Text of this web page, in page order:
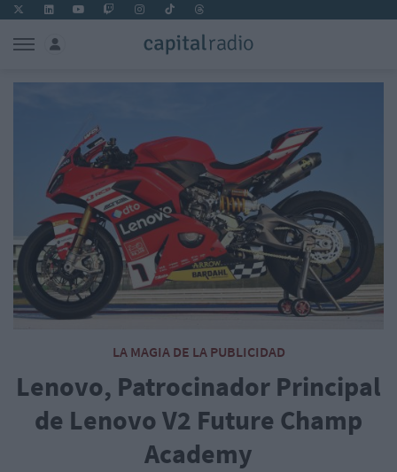
LA MAGIA DE LA PUBLICIDAD
Lenovo, Patrocinador Principal
de Lenovo V2 Future Champ
Academy